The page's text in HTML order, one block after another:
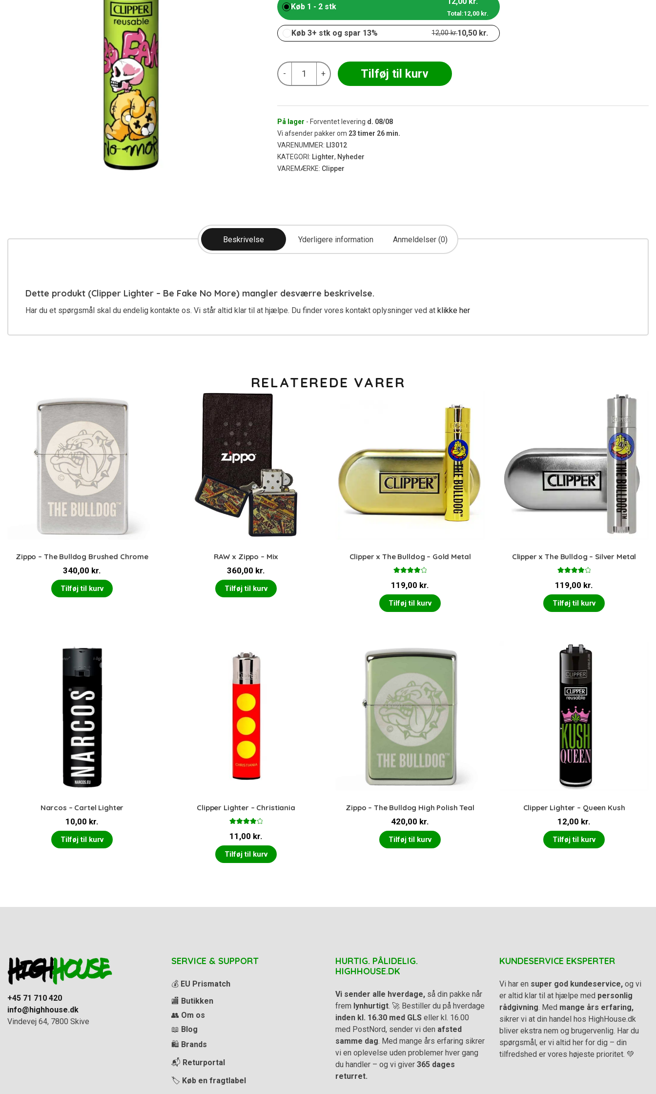
Køb 1 - 2 stk
Total:12,00 kr.
Køb 3+ stk og spar 13% 12,00kr.10,50 kr.
-
Clipper
Lighter
-
More
antal
+ Tilføj til kurv
På lager - Forventet levering d. 08/08
Vi afsender pakker om 23 timer 26 min.
VARENUMMER: LI3012
KATEGORI: Lighter, Nyheder
VAREMÆRKE: Clipper
Beskrivelse Yderligere information Anmeldelser (0)
Dette produkt (Clipper Lighter – Be Fake No More) mangler desværre beskrivelse.
Har du et spørgsmål skal du endelig kontakte os. Vi står altid klar til at hjælpe. Du finder vores kontakt oplysninger ved at klikke her
RELATEREDE VARER
Zippo – The Bulldog Brushed Chrome
340,00 kr.
Tilføj til kurv
RAW x Zippo – Mix
360,00 kr.
Tilføj til kurv
Clipper x The Bulldog – Gold Metal
4.00ud
af 5
119,00 kr.
Tilføj til kurv
Clipper x The Bulldog – Silver Metal
4.00ud
af 5
119,00 kr.
Tilføj til kurv
Narcos – Cartel Lighter
10,00 kr.
Tilføj til kurv
Clipper Lighter – Christiania
4.00ud
af 5
11,00 kr.
Tilføj til kurv
Zippo – The Bulldog High Polish Teal
420,00 kr.
Tilføj til kurv
Clipper Lighter – Queen Kush
12,00 kr.
Tilføj til kurv
+45 71 710 420
info@highhouse.dk
Vindevej 64, 7800 Skive
SERVICE & SUPPORT
💰 EU Prismatch
🏬 Butikken
👥 Om os
📖 Blog
🛍️ Brands
📬 Returportal
🏷️ Køb en fragtlabel
HURTIG. PÅLIDELIG.
HIGHHOUSE.DK
Vi sender alle hverdage, så din pakke når
frem lynhurtigt. 🚀 Bestiller du på hverdage
inden kl. 16.30 med GLS eller kl. 16.00
med PostNord, sender vi den afsted
samme dag. Med mange års erfaring sikrer
vi en oplevelse uden problemer hver gang
du handler – og vi giver 365 dages
returret.
KUNDESERVICE EKSPERTER
Vi har en super god kundeservice, og vi
er altid klar til at hjælpe med personlig
rådgivning. Med mange års erfaring,
sikrer vi at din handel hos HighHouse.dk
bliver ekstra nem og brugervenlig. Har du
spørgsmål, er vi altid her for dig – din
tilfredshed er vores højeste prioritet. 💚